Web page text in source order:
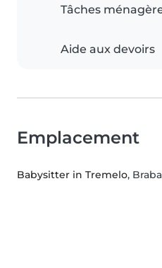
Tâches
Aide aux devoirs
Emplacement
Babysitter in Tremelo,